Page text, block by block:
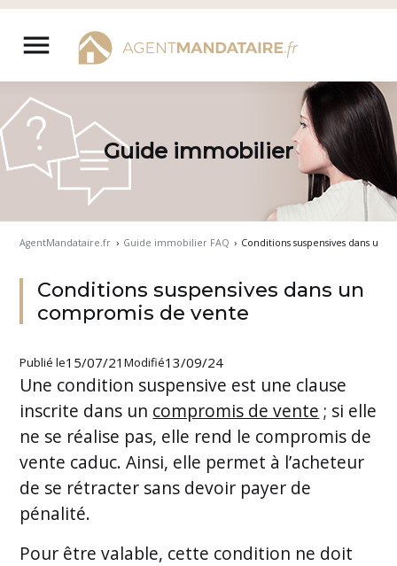
Aller
contenu
menu
Guide immobilier
AgentMandataire.fr › Guide immobilier FAQ › Conditions suspensives dans un
Conditions suspensives dans un
compromis de vente
Publié le15/07/21Modifié13/09/24
Une condition suspensive est une clause
inscrite dans un compromis de vente ; si elle
ne se réalise pas, elle rend le compromis de
vente caduc. Ainsi, elle permet à l’acheteur
de se rétracter sans devoir payer de
pénalité.
Pour être valable, cette condition ne doit